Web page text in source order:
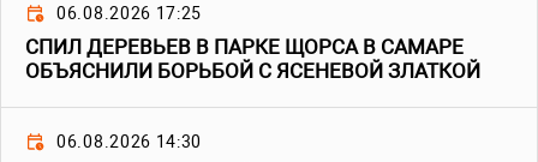
06.08.2026 17:25
СПИЛ ДЕРЕВЬЕВ В ПАРКЕ ЩОРСА В САМАРЕ
ОБЪЯСНИЛИ БОРЬБОЙ С ЯСЕНЕВОЙ ЗЛАТКОЙ
06.08.2026 14:30